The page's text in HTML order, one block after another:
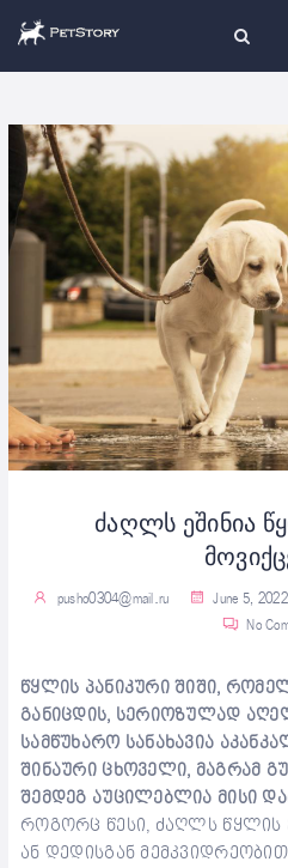
ძაღლს ეშინია
pusho0304@mail.ru June 5, 2022
No
წყლის პანიკური შიში,
განიცდის, სერიოზულად
სამწუხარო სანახავია
შინაური ცხოველი, მაგრამ
შემდეგ აუცილებლია მისი
როგორც წესი, ძაღლს წყლის
ან დედისგან